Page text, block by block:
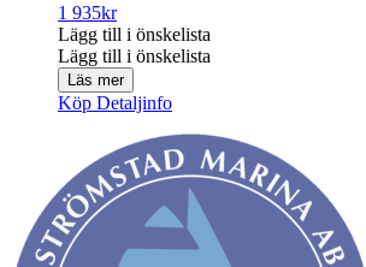
1 935kr
Lägg till i önskelista
Lägg till i önskelista
Läs mer
Köp Detaljinfo